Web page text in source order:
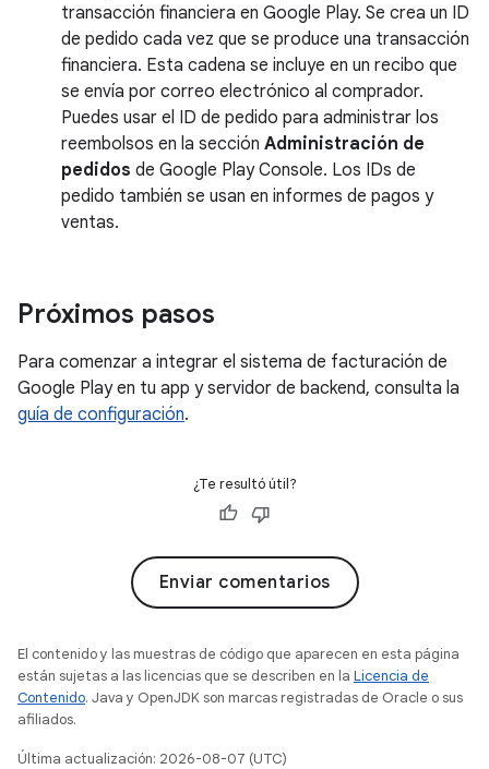
transacción financiera en Google Play. Se crea un ID
de pedido cada vez que se produce una transacción
financiera. Esta cadena se incluye en un recibo que
se envía por correo electrónico al comprador.
Puedes usar el ID de pedido para administrar los
reembolsos en la sección Administración de
pedidos de Google Play Console. Los IDs de
pedido también se usan en informes de pagos y
ventas.
Próximos pasos
Para comenzar a integrar el sistema de facturación de
Google Play en tu app y servidor de backend, consulta la
guía de configuración.
¿Te resultó útil?
Enviar comentarios
El contenido y las muestras de código que aparecen en esta página
están sujetas a las licencias que se describen en la Licencia de
Contenido. Java y OpenJDK son marcas registradas de Oracle o sus
afiliados.
Última actualización: 2026-08-07 (UTC)